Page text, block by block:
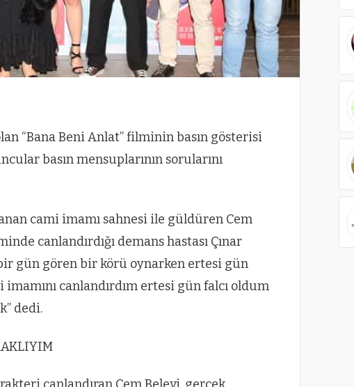
“Bana Beni Anlat” filminin basın gösterisi
basın mensuplarının sorularını
cami imamı sahnesi ile güldüren Cem
canlandırdığı demans hastası Çınar
gün gören bir körü oynarken ertesi gün
canlandırdım ertesi gün falcı oldum
dedi.